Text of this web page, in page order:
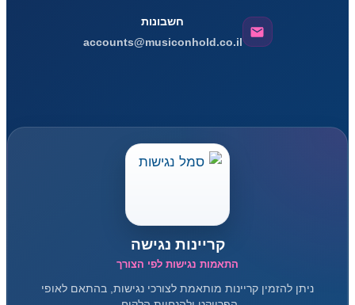
חשבונות
accounts@musiconhold.co.il
קריינות נגישה
התאמות נגישות לפי הצורך
ניתן להזמין קריינות מותאמת לצורכי נגישות, בהתאם לאופי